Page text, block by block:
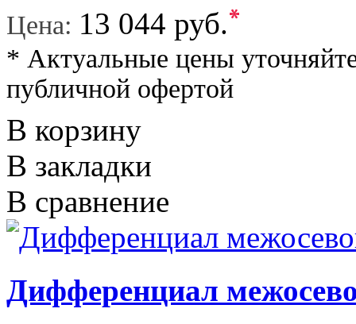
Цена: 13 044 руб.*
* Актуальные цены
публичной офертой
В корзину
В закладки
В сравнение
Дифференциал